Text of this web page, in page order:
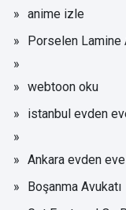
anime izle
Porselen Lamine
webtoon oku
istanbul evden
Ankara evden
Boşanma Avukatı